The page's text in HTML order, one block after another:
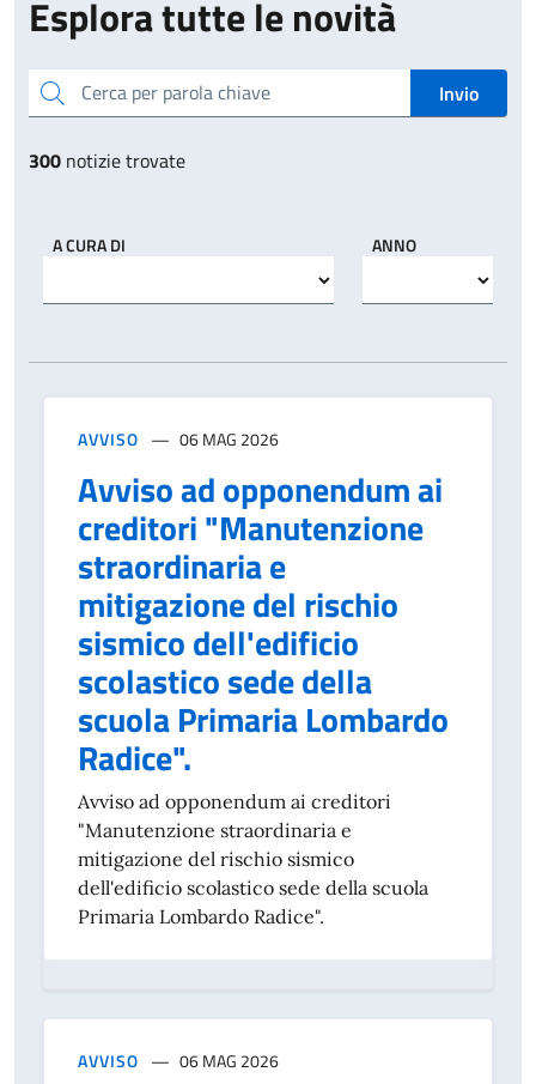
Esplora tutte le novità
Cerca per parola chiave Invio
300 notizie trovate
A CURA DI ANNO
AVVISO 06 MAG 2026
Avviso ad opponendum ai
creditori "Manutenzione
straordinaria e
mitigazione del rischio
sismico dell'edificio
scolastico sede della
scuola Primaria Lombardo
Radice".
Avviso ad opponendum ai creditori
"Manutenzione straordinaria e
mitigazione del rischio sismico
dell'edificio scolastico sede della scuola
Primaria Lombardo Radice".
AVVISO 06 MAG 2026